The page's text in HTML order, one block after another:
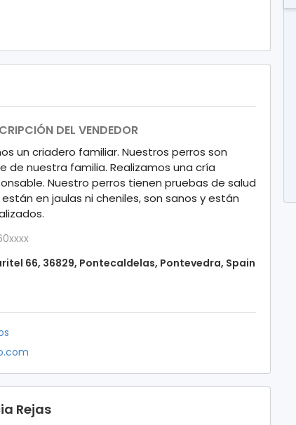
DEL VENDEDOR
un criadero familiar. Nuestros perros son
de nuestra familia. Realizamos una cría
Nuestro perros tienen pruebas de salud
en jaulas ni cheniles, son sanos y están
66, 36829, Pontecaldelas, Pontevedra, Spain
Rejas